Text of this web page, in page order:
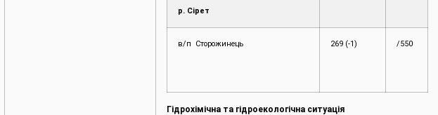
р. Сірет
в/п Сторожинець 269 (-1) /550
Гідрохімічна та гідроекологічна ситуація